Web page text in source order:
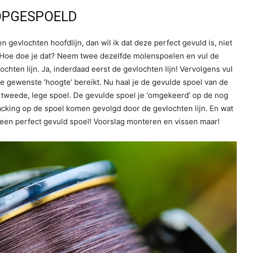
gevlochten hoofdlijn, dan wil ik dat deze perfect gevuld is, niet
doe je dat? Neem twee dezelfde molenspoelen en vul de
lijn. Ja, inderdaad eerst de gevlochten lijn! Vervolgens vul
gewenste ‘hoogte’ bereikt. Nu haal je de gevulde spoel van de
lege spoel. De gevulde spoel je ‘omgekeerd’ op de nog
op de spoel komen gevolgd door de gevlochten lijn. En wat
perfect gevuld spoel! Voorslag monteren en vissen maar!